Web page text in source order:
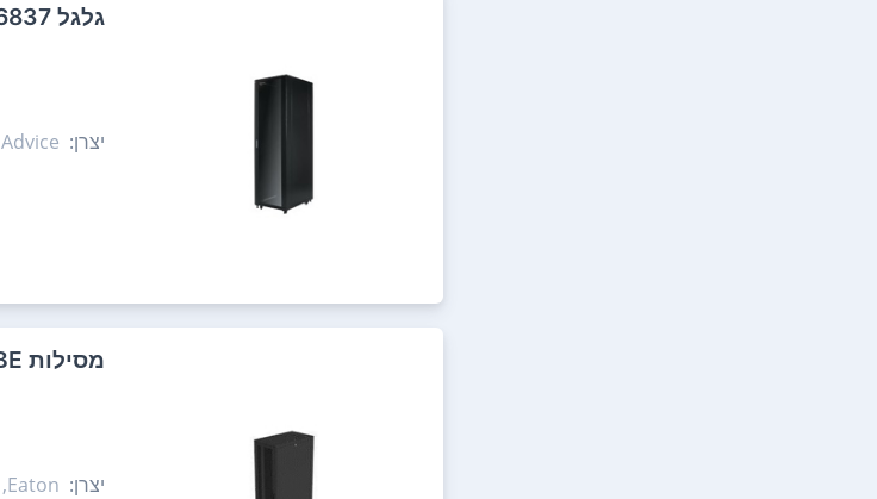
‏גלגל Advice ADG-SNB-6837
יצרן: Advice,
‏מסילות Eaton RCA42810SPBE
יצרן: Eaton,